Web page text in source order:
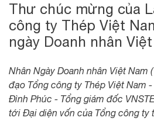
Thư chúc mừng của
công ty Thép Việt
ngày Doanh nhân
Nhân Ngày Doanh nhân Việt Nam
đạo Tổng công ty Thép Việt Nam -
Đình Phúc - Tổng giám đốc
tới Đại diện vốn của Tổng công ty